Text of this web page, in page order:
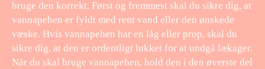
bruge den korrekt. Først og fremmest skal du sikre dig, at
vannapehen er fyldt med rent vand eller den ønskede
væske. Hvis vannapehen har en låg eller prop, skal du
sikre dig, at den er ordentligt lukket for at undgå lækager.
Når du skal bruge vannapehen, hold den i den øverste del